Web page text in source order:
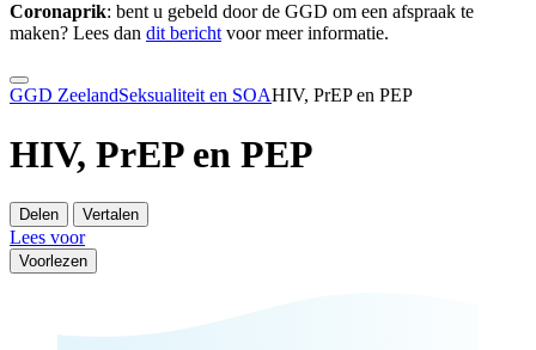
Coronaprik: bent u gebeld door de GGD om een afspraak te
maken? Lees dan dit berichtvoor meer informatie.
GGD ZeelandSeksualiteit en SOAHIV, PrEP en PEP
HIV, PrEP en PEP
Delen Vertalen
Lees voor
Voorlezen